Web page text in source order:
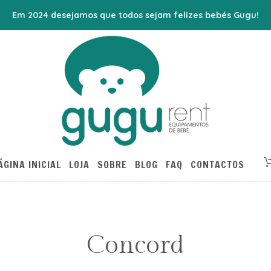
Em 2024 desejamos que todos sejam felizes bebés Gugu!
INICIAL LOJA SOBRE BLOG FAQ CONTACTOS
Concord